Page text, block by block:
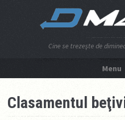
Cine se trezeşte de
Menu
Clasamentul